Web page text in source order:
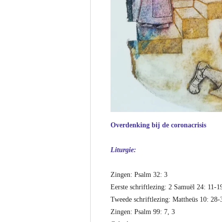
Overdenking bij de coronacrisis
Liturgie:
Zingen: Psalm 32: 3
Eerste schriftlezing: 2 Samuël 24: 11-
Tweede schriftlezing: Mattheüs 10: 28-
Zingen: Psalm 99: 7, 3